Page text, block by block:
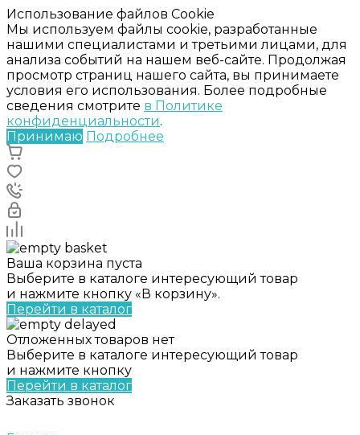
Использование файлов Cookie
Мы используем файлы cookie, разработанные
нашими специалистами и третьими лицами, для
анализа событий на нашем веб-сайте. Продолжая
просмотр страниц нашего сайта, вы принимаете
условия его использования. Более подробные
сведения смотрите в Политике
конфиденциальности.
Принимаю Подробнее
Ваша корзина пуста
Выберите в каталоге интересующий товар
и нажмите кнопку «В корзину».
Перейти в каталог
Отложенных товаров нет
Выберите в каталоге интересующий товар
и нажмите кнопку
Перейти в каталог
Заказать звонок